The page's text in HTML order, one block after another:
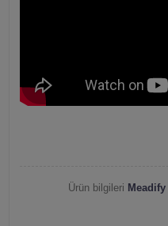
Ürün bilgileri Meadify